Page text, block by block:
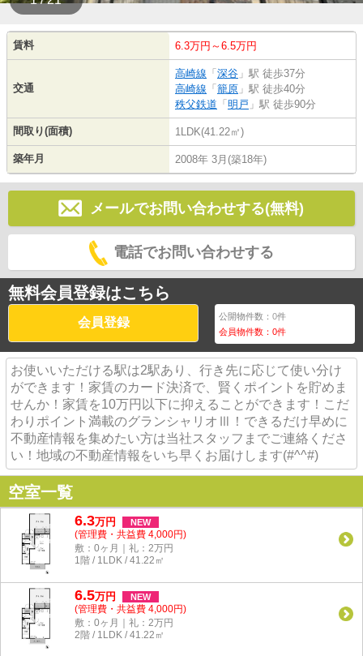
賃料 6.3万円～6.5万円
交通
高崎線 「 深谷 」駅 徒歩37分
高崎線 「 籠原 」駅 徒歩40分
秩父鉄道 「 明戸 」駅 徒歩90分
間取り(面積) 1LDK(41.22㎡)
築年月 2008年 3月(築18年)
メールでお問い合わせする(無料)
電話でお問い合わせする
無料会員登録はこちら
会員登録 公開物件数：0件
会員物件数：0件
お使いいただける駅は2駅あり、行き先に応じて使い分け
ができます！家賃のカード決済で、賢くポイントを貯めま
せんか！家賃を10万円以下に抑えることができます！こだ
わりポイント満載のグランシャリオⅢ！できるだけ早めに
不動産情報を集めたい方は当社スタッフまでご連絡くださ
い！地域の不動産情報をいち早くお届けします(#^^#)
空室一覧
6.3万円 NEW
(管理費・共益費 4,000円)
敷：0ヶ月｜礼：2万円
1階 / 1LDK / 41.22㎡
6.5万円 NEW
(管理費・共益費 4,000円)
敷：0ヶ月｜礼：2万円
2階 / 1LDK / 41.22㎡